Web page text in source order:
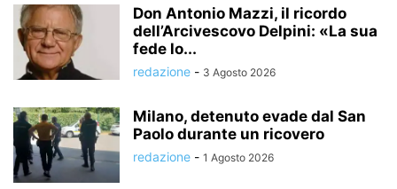
Don Antonio Mazzi, il ricordo
dell’Arcivescovo Delpini: «La sua
fede lo...
redazione - 3 Agosto 2026
Milano, detenuto evade dal San
Paolo durante un ricovero
redazione - 1 Agosto 2026